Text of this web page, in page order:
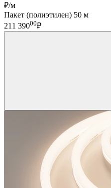
₽/м
Пакет (полиэтилен) 50 м
211 39000₽